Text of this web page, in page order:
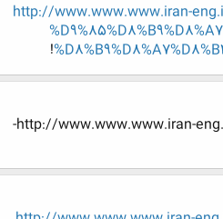
http://www.www.www.iran-
!
http://www.www.www.iran-eng.ir/showthread.php/347403-